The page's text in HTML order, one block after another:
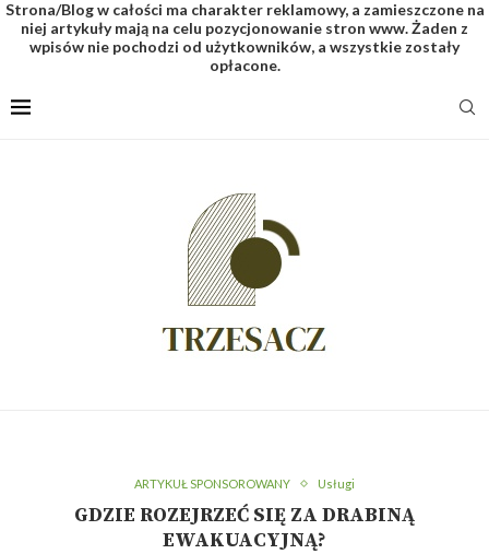
Strona/Blog w całości ma charakter reklamowy, a zamieszczone na
niej artykuły mają na celu pozycjonowanie stron www. Żaden z
wpisów nie pochodzi od użytkowników, a wszystkie zostały
opłacone.
ARTYKUŁ SPONSOROWANY Usługi
GDZIE ROZEJRZEĆ SIĘ ZA DRABINĄ
EWAKUACYJNĄ?